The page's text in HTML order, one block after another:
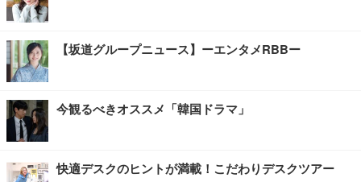
【坂道グループニュース】ーエンタメRBBー
今観るべきオススメ「韓国ドラマ」
快適デスクのヒントが満載！こだわりデスクツアー